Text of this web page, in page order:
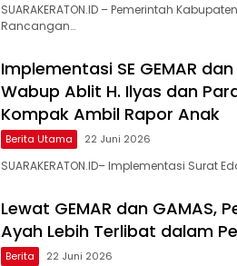
SUARAKERATON.ID – Pemerintah
Rancangan…
Implementasi SE GEMAR
Wabup Ablit H. Ilyas dan
Kompak Ambil Rapor Anak
Berita Utama 22 Juni 2026
SUARAKERATON.ID– Implementasi Surat
Lewat GEMAR dan GAMAS,
Ayah Lebih Terlibat dalam
Berita 22 Juni 2026